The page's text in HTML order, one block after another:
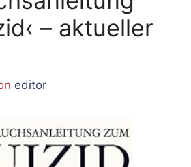
– aktueller
editor